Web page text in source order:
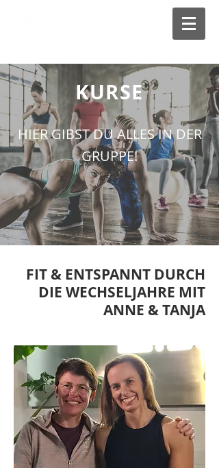
KURSE
HIER GIBST DU ALLES IN DER
GRUPPE!
FIT & ENTSPANNT DURCH
DIE WECHSELJAHRE MIT
ANNE & TANJA